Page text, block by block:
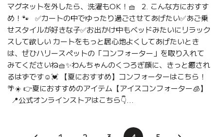
マグネットを外したら、洗濯もOK！🧺 2. こんな方におすす
め！🐾 ✅カートの中でゆったり過ごさせてあげたい✅あご乗
せスタイルが好きな子✅お出かけ中もベッドみたいにリラック
スして欲しい カートをもっと居心地よくしてあげたいとき
は、ぜひハリースペットの「コンフォーター」を取り入れて
みてくださいね🧺✨わんちゃんのくつろぎ顔に、きっと癒され
るはずです☺️💓 【夏におすすめ】コンフォーターはこちら！
🌴☀️ 👉夏におすすめのアイテム【アイスコンフォーター🧊】
📍公式オンラインストアはこちら👇...